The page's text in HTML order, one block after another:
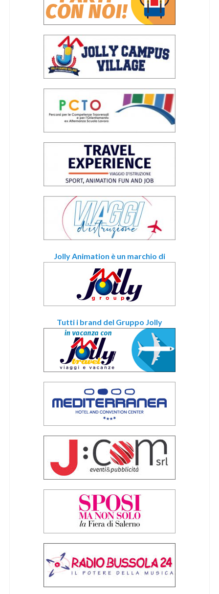
Jolly Animation è un marchio di
Tutti i brand del Gruppo Jolly